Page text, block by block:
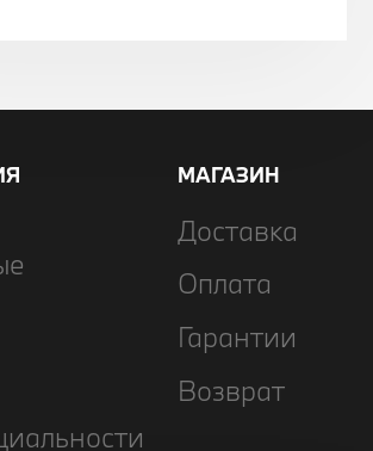
МАГАЗИН
Доставка
Оплата
Гарантии
Возврат